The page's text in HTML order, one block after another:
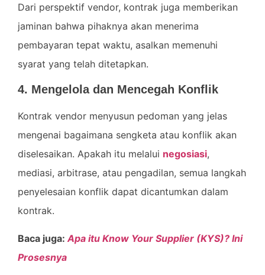
Dari perspektif vendor, kontrak juga memberikan
jaminan bahwa pihaknya akan menerima
pembayaran tepat waktu, asalkan memenuhi
syarat yang telah ditetapkan.
4. Mengelola dan Mencegah Konflik
Kontrak vendor menyusun pedoman yang jelas
mengenai bagaimana sengketa atau konflik akan
diselesaikan. Apakah itu melalui negosiasi,
mediasi, arbitrase, atau pengadilan, semua langkah
penyelesaian konflik dapat dicantumkan dalam
kontrak.
Baca juga: Apa itu Know Your Supplier (KYS)? Ini
Prosesnya